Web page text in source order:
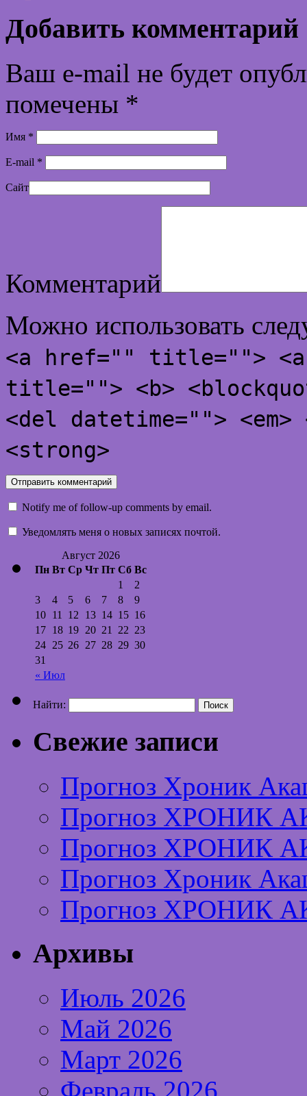
Добавить комментарий
Ваш e-mail не будет
помечены *
Имя *
E-mail *
Сайт
Комментарий
Можно использовать
<a href="" title="">
title=""> <b>
<del datetime="">
<strong>
Notify me of follow-up comments by email.
Уведомлять меня о новых записях почтой.
Август 2026
Пн Вт Ср Чт Пт Сб Вс
« Июл
1
2
3
4 5 6 7 8
9
10 11 12 13 14 15 16
17 18 19 20 21 22 23
24 25 26 27 28 29 30
31
Найти:
Свежие записи
Прогноз Хроник
Прогноз ХРОНИК
Прогноз ХРОНИК
Прогноз Хроник
Прогноз ХРОНИК
Архивы
Июль 2026
Май 2026
Март 2026